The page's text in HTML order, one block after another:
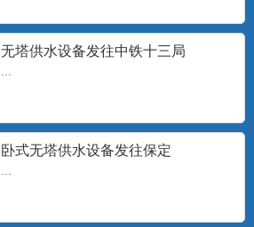
...
10T无塔供水设备
...
无塔供水设备发往中铁十三局
...
卧式无塔供水设备发往保定
...